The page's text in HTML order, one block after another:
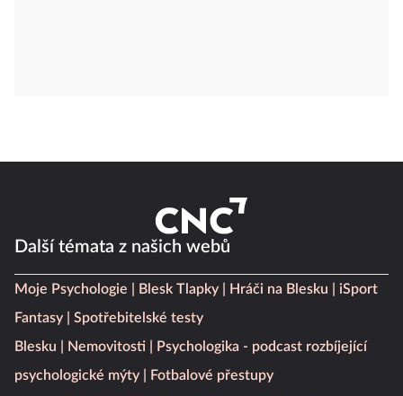
Další témata z našich webů
Moje Psychologie Blesk Tlapky Hráči na Blesku
iSport
Fantasy
Spotřebitelské testy
Blesku
Nemovitosti
Psychologika - podcast rozbíjející
psychologické mýty
Fotbalové přestupy